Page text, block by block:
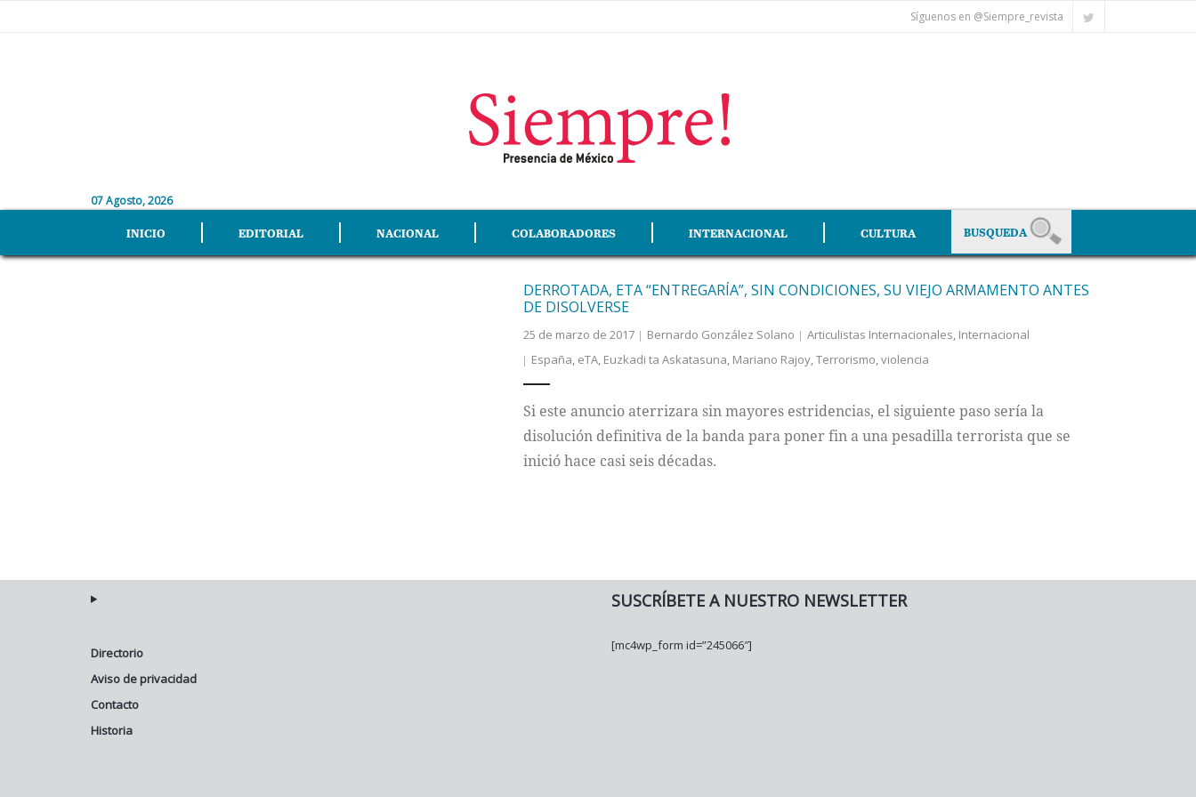
Síguenos en @Siempre_revista
07 Agosto, 2026
INICIO EDITORIAL NACIONAL COLABORADORES INTERNACIONAL CULTURA
DERROTADA, ETA “ENTREGARÍA”, SIN CONDICIONES, SU VIEJO ARMAMENTO ANTES
DE DISOLVERSE
25 de marzo de 2017 Bernardo González Solano Articulistas Internacionales, Internacional
España, eTA, Euzkadi ta Askatasuna, Mariano Rajoy,Terrorismo,violencia
Si este anuncio aterrizara sin mayores estridencias, el siguiente paso sería la
disolución definitiva de la banda para poner fin a una pesadilla terrorista que se
inició hace casi seis décadas.
Directorio
Aviso de privacidad
Contacto
Historia
SUSCRÍBETE A NUESTRO NEWSLETTER
[mc4wp_form id=”245066″]